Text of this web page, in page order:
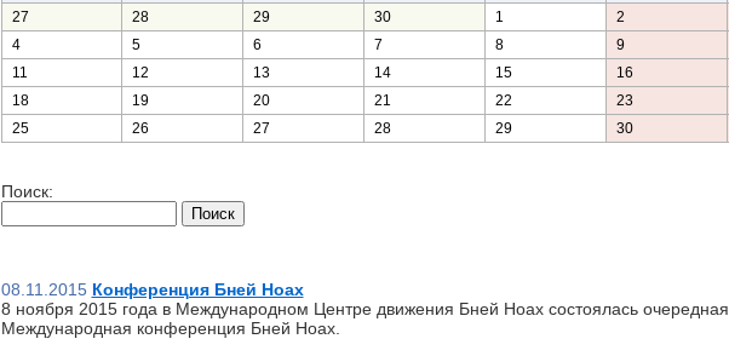
27
28 29 30 1 2
4
5 6 7 8 9
11
12 13 14 15 16
18
19 20 21 22 23
25
26 27 28 29 30
Поиск:
08.11.2015 Конференция Бней Ноах
8 ноября 2015 года в Международном Центре движения Бней Ноах состоялась очередная
Международная конференция Бней Ноах.